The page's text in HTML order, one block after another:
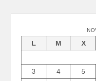
L M X
3
4 5